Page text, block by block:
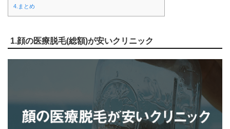
4.まとめ
1.顔の医療脱毛(総額)が安いクリニック